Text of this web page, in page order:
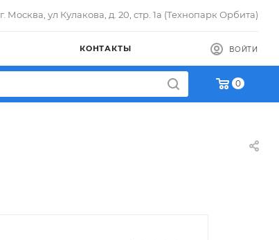
г. Москва, ул Кулакова, д. 20, стр. 1а (Технопарк Орбита)
КОНТАКТЫ ВОЙТИ
0